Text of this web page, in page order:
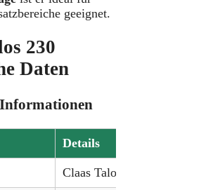
geeignet.
230
Daten
Details
Claas Talos 230